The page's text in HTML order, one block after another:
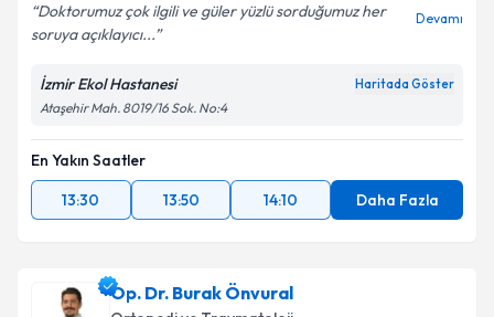
Kişisel verilerimin işlenmesine ilişkin
kapsamda işlenmesini kabul ediyorum.
Doktorumuz çok ilgili ve güler yüzlü sorduğumuz her
soruya açıklayıcı...
Devamı
İzmir Ekol Hastanesi Haritada Göster
Ataşehir Mah. 8019/16 Sok. No:4
En Yakın Saatler
13:30
13:50 14:10 Daha Fazla
Op. Dr. Burak Önvural